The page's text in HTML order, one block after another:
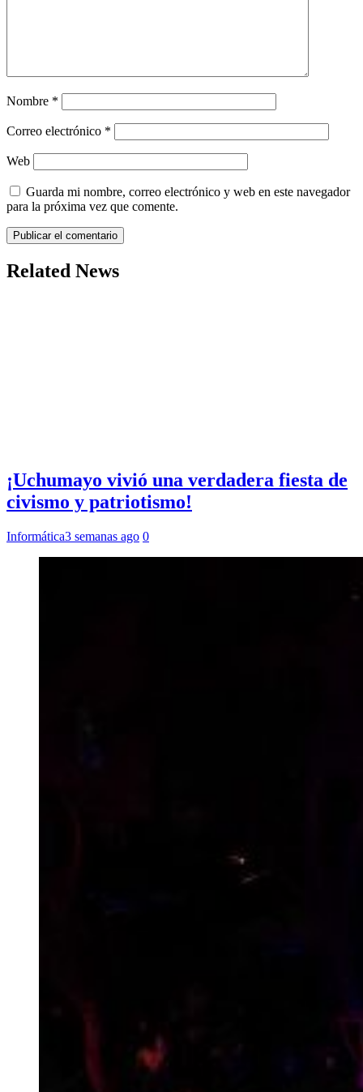
Nombre *
Correo electrónico *
Web
Guarda mi nombre, correo electrónico y web en este navegador
para la próxima vez que comente.
Related News
¡Uchumayo vivió una verdadera fiesta de
civismo y patriotismo!
Informática3 semanas ago 0